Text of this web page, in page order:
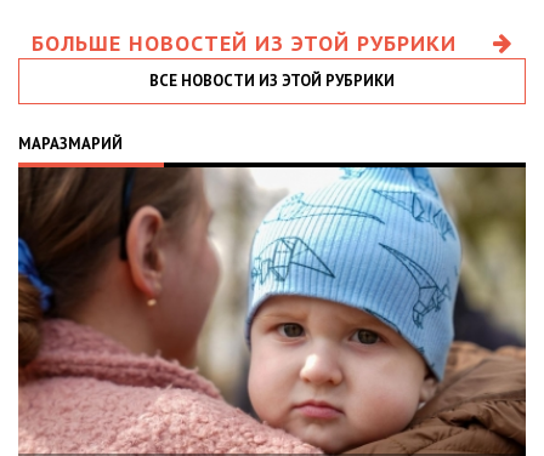
БОЛЬШЕ НОВОСТЕЙ ИЗ ЭТОЙ РУБРИКИ
ВСЕ НОВОСТИ ИЗ ЭТОЙ РУБРИКИ
МАРАЗМАРИЙ